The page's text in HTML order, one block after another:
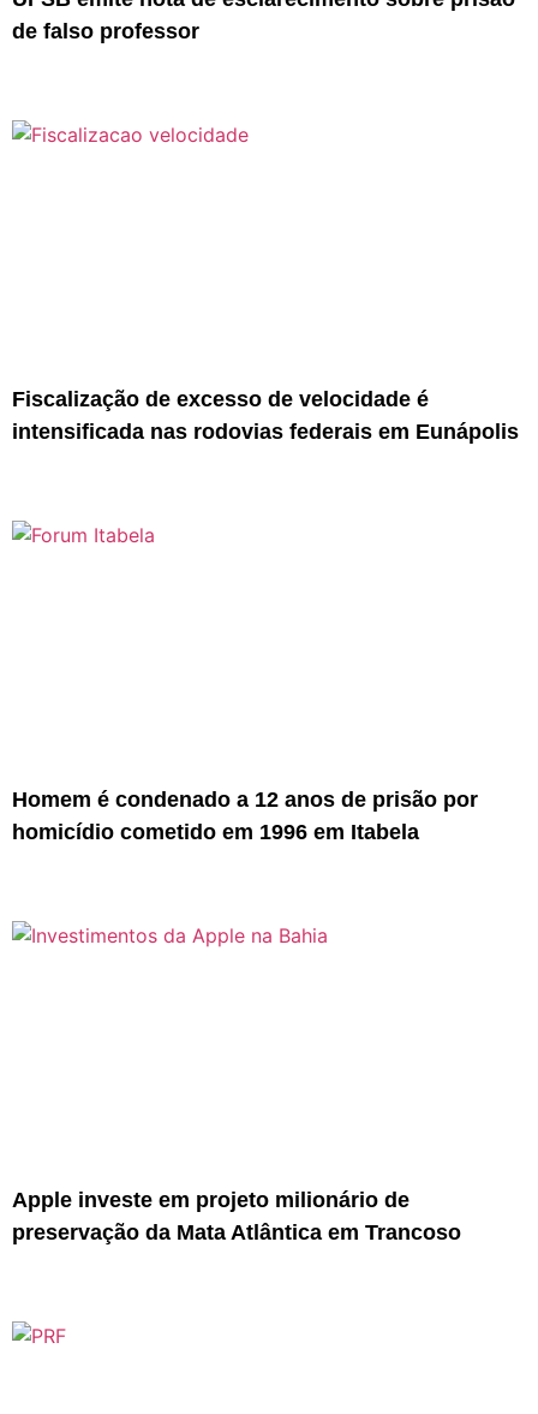
de falso professor
Fiscalização de excesso de velocidade é
intensificada nas rodovias federais em Eunápolis
Homem é condenado a 12 anos de prisão por
homicídio cometido em 1996 em Itabela
Apple investe em projeto milionário de
preservação da Mata Atlântica em Trancoso